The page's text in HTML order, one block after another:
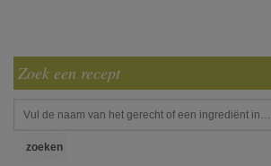
Zoek een recept